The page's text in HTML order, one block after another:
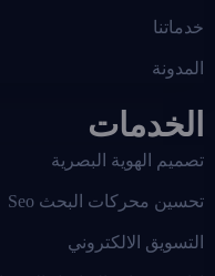
خدماتنا
المدونة
الخدمات
تصميم الهوية البصرية
تحسين محركات البحث Seo
التسويق الالكتروني